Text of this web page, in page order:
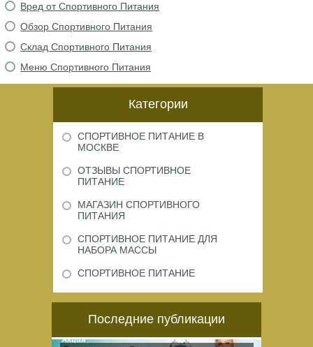
Вред от Спортивного Питания
Обзор Спортивного Питания
Склад Спортивного Питания
Меню Спортивного Питания
Категории
СПОРТИВНОЕ ПИТАНИЕ В
МОСКВЕ
ОТЗЫВЫ СПОРТИВНОЕ
ПИТАНИЕ
МАГАЗИН СПОРТИВНОГО
ПИТАНИЯ
СПОРТИВНОЕ ПИТАНИЕ ДЛЯ
НАБОРА МАССЫ
СПОРТИВНОЕ ПИТАНИЕ
Последние публикации